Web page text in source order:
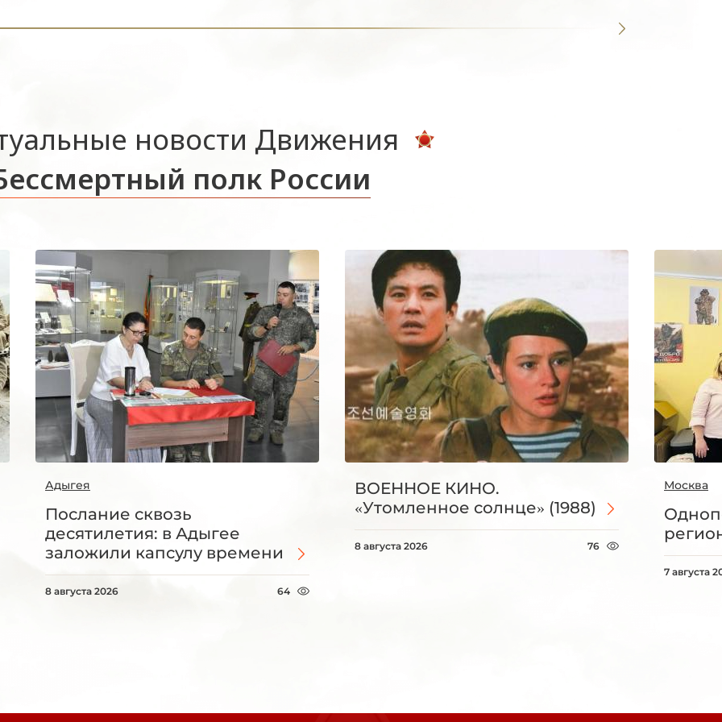
новости Движения
полк России
Адыгея
Послание сквозь
десятилетия: в Адыгее
заложили капсулу времени
8 августа 2026 64
ВОЕННОЕ КИНО.
«Утомленное солнце» (1988)
8 августа 2026 76
Москва
7 августа